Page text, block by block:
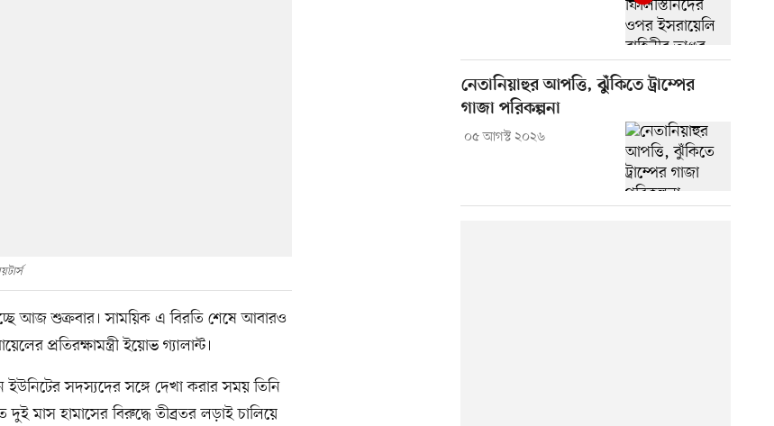
আজ শুক্রবার। সাময়িক এ বিরতি শেষে আবারও
প্রতিরক্ষামন্ত্রী ইয়োভ গ্যালান্ট।
সদস্যদের সঙ্গে দেখা করার সময় তিনি
মাস হামাসের বিরুদ্ধে তীব্রতর লড়াই চালিয়ে
নেতানিয়াহুর আপত্তি, ঝুঁকিতে ট্রাম্পের
গাজা পরিকল্পনা
০৫ আগস্ট ২০২৬